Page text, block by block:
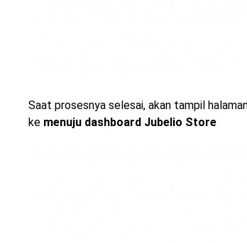
Saat prosesnya selesai, akan tampil
ke menuju dashboard Jubelio Store